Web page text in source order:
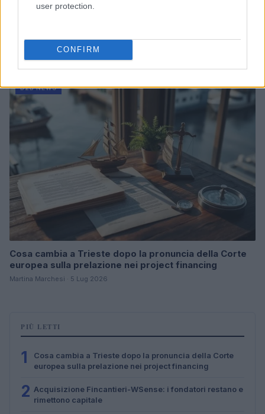
user protection.
CONFIRM
Acquisizione Fincantieri-WSense: i fondatori restano
e rimettono capitale
Linda Pellegrini · 7 Lug 2026
B2B NEWS
Cosa cambia a Trieste dopo la pronuncia della Corte
europea sulla prelazione nei project financing
Martina Marchesi · 5 Lug 2026
PIÙ LETTI
1
Cosa cambia a Trieste dopo la pronuncia della Corte
europea sulla prelazione nei project financing
2 Acquisizione Fincantieri-WSense: i fondatori restano e
rimettono capitale